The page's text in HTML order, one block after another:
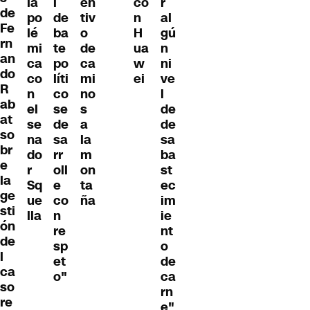
de
Fe
rn
an
do
R
ab
at
so
br
e
la
ge
sti
ón
de
l
ca
so
re
po
lé
mi
ca
co
n
el
se
na
do
r
Sq
ue
lla
de
ba
te
po
líti
co
se
de
sa
rr
oll
e
co
n
re
sp
et
o"
tiv
o
de
ca
mi
no
s
a
la
m
on
ta
ña
n
H
ua
w
ei
al
gú
n
ni
ve
l
de
de
sa
ba
st
ec
im
ie
nt
o
de
ca
rn